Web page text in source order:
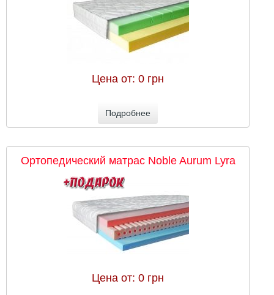
Цена от:0 грн
Подробнее
Ортопедический матрас Noble Aurum Lyra
Цена от:0 грн